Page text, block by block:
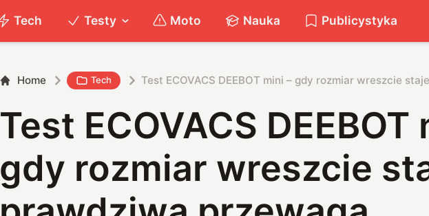
Tech Testy Moto Nauka Publicystyka
Home Tech Test ECOVACS DEEBOT mini – gdy rozmiar wreszcie
Test ECOVACS DEEBOT
gdy rozmiar wreszcie